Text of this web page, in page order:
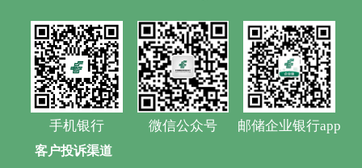
手机银行 微信公众号 邮储企业银行app
客户投诉渠道